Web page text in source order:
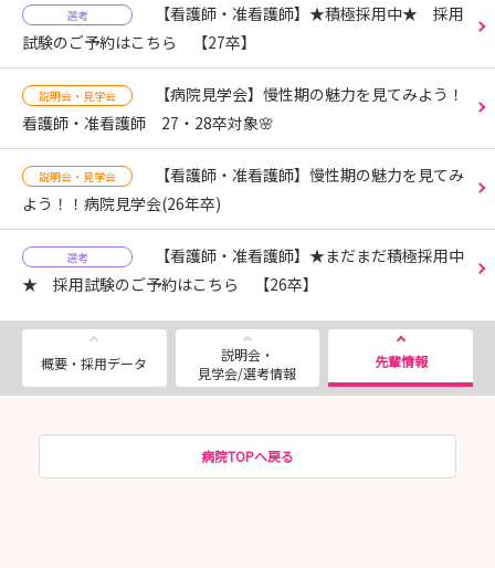
選考
【看護師・准看護師】★積極採用中★ 採用
試験のご予約はこちら 【27卒】
説明会・見学会
【病院見学会】慢性期の魅力を見てみよう！
看護師・准看護師 27・28卒対象🌸
説明会・見学会
【看護師・准看護師】慢性期の魅力を見てみ
よう！！病院見学会(26年卒)
選考
【看護師・准看護師】★まだまだ積極採用中
★ 採用試験のご予約はこちら 【26卒】
概要・採用データ
説明会・
見学会/選考情報
先輩情報
病院TOPへ戻る